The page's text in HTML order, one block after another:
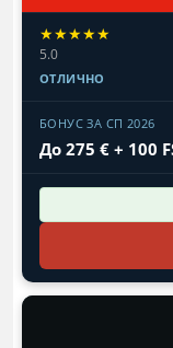
★★★★★
5.0
ОТЛИЧНО
БОНУС ЗА СП 2026
До 275 € + 100